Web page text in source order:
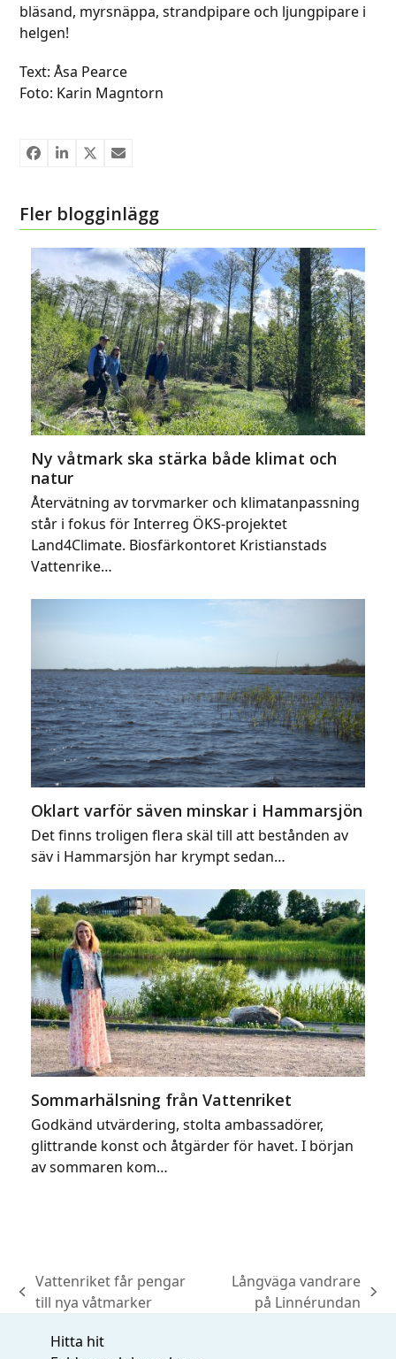
bläsand, myrsnäppa, strandpipare och ljungpipare i
helgen!
Text: Åsa Pearce
Foto: Karin Magntorn
Fler blogginlägg
Ny våtmark ska stärka både klimat och
natur
Återvätning av torvmarker och klimatanpassning
står i fokus för Interreg ÖKS-projektet
Land4Climate. Biosfärkontoret Kristianstads
Vattenrike…
Oklart varför säven minskar i Hammarsjön
Det finns troligen flera skäl till att bestånden av
säv i Hammarsjön har krympt sedan…
Sommarhälsning från Vattenriket
Godkänd utvärdering, stolta ambassadörer,
glittrande konst och åtgärder för havet. I början
av sommaren kom…
previous
Vattenriket får pengar
till nya våtmarker
Långväga vandrare
på Linnérundan
Hitta hit